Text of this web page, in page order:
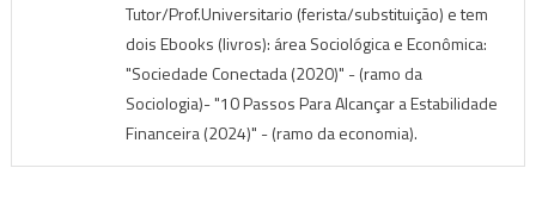
Tutor/Prof.Universitario (ferista/substituição) e tem
dois Ebooks (livros): área Sociológica e Econômica:
"Sociedade Conectada (2020)" - (ramo da
Sociologia)- "10 Passos Para Alcançar a Estabilidade
Financeira (2024)" - (ramo da economia).